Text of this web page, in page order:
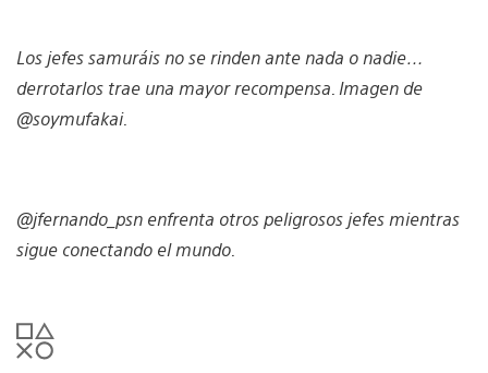
Los jefes samuráis no se rinden ante nada o nadie…
derrotarlos trae una mayor recompensa. Imagen de
@soymufakai.
@jfernando_psn enfrenta otros peligrosos jefes mientras
sigue conectando el mundo.